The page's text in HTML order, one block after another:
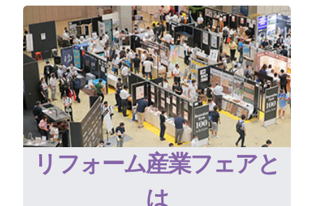
リフォーム産業フェアと
は